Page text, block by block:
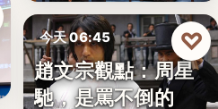
今天 06:45
文化評論
趙文宗觀點：周星
馳，是罵不倒的
♡